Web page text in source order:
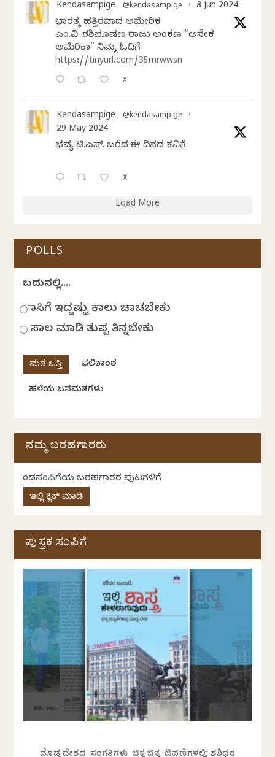
Kendasampige @kendasampige · 8 Jun 2024
ಭಾರತಕ್ಕೆ ಹತ್ತಿರವಾದ ಅಮೇರಿಕ
ಎಂ.ವಿ. ಶಶಿಭೂಷಣ ರಾಜು ಅಂಕಣ “ಅನೇಕ
ಅಮೆರಿಕಾ” ನಿಮ್ಮ ಓದಿಗೆ
https://tinyurl.com/35mrwwsn
X
Kendasampige @kendasampige ·
29 May 2024
ಭವ್ಯ ಟಿ.ಎಸ್. ಬರೆದ ಈ ದಿನದ ಕವಿತೆ
X
Load More
POLLS
ಬದುಕಿನಲ್ಲಿ....
ಹಾಸಿಗೆ ಇದ್ದಷ್ಟು ಕಾಲು ಚಾಚಬೇಕು
ಸಾಲ ಮಾಡಿ ತುಪ್ಪ ತಿನ್ನಬೇಕು
ಫಲಿತಾಂಶ
ಹಳೆಯ ಜನಮತಗಳು
ನಮ್ಮ ಬರಹಗಾರರು
ಕೆಂಡಸಂಪಿಗೆಯ ಬರಹಗಾರರ ಪುಟಗಳಿಗೆ
ಇಲ್ಲಿ ಕ್ಲಿಕ್ ಮಾಡಿ
ಪುಸ್ತಕ ಸಂಪಿಗೆ